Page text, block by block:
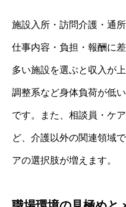
施設入所・訪問介護・通
仕事内容・負担・報酬に
多い施設を選ぶと収入が
調整系など身体負荷が低
です。また、相談員・ケ
ど、介護以外の関連領域
アの選択肢が増えます。